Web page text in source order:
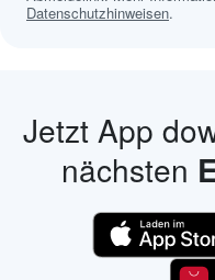
Datenschutzhinweisen.
Jetzt App
nächsten